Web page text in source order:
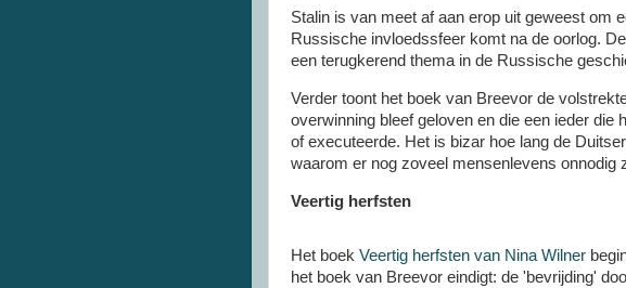
Stalin is van meet af aan erop uit geweest om
Russische invloedssfeer komt na de oorlog.
een terugkerend thema in de Russische
Verder toont het boek van Breevor de
overwinning bleef geloven en die een ieder die
of executeerde. Het is bizar hoe lang de
waarom er nog zoveel mensenlevens onnodig
Veertig herfsten
Het boek Veertig herfsten van Nina Wilner
het boek van Breevor eindigt: de 'bevrijding'